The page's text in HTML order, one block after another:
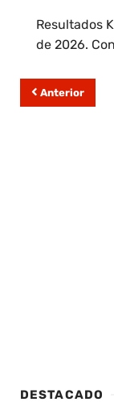
Resultados
de 2026.
Anterior
DESTACADO